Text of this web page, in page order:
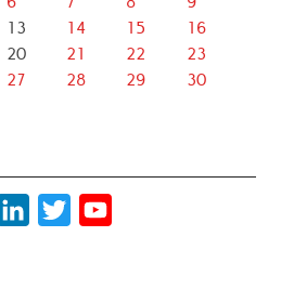
13 14 15
16
20 21 22
23
27 28 29
30